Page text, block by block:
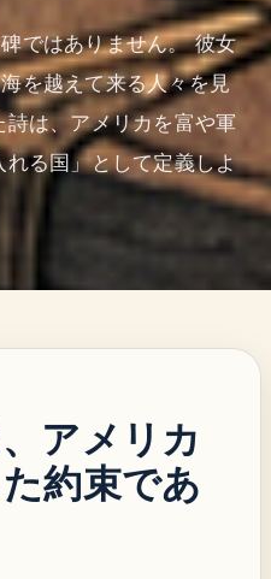
ではありません。 彼女
を越えて来る人々を見
は、アメリカを富や軍
る国」として定義しよ
アメリカ
約束であ